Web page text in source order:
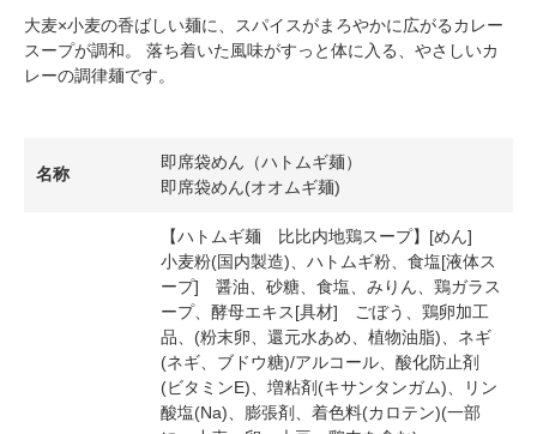
大麦×小麦の香ばしい麺に、スパイスがまろやかに広がるカレー
スープが調和。 落ち着いた風味がすっと体に入る、やさしいカ
レーの調律麺です。
名称
即席袋めん（ハトムギ麺）
即席袋めん(オオムギ麺)
【ハトムギ麺 比比内地鶏スープ】[めん]
小麦粉(国内製造)、ハトムギ粉、食塩[液体ス
ープ] 醤油、砂糖、食塩、みりん、鶏ガラス
ープ、酵母エキス[具材] ごぼう、鶏卵加工
品、(粉末卵、還元水あめ、植物油脂)、ネギ
(ネギ、ブドウ糖)/アルコール、酸化防止剤
(ビタミンE)、増粘剤(キサンタンガム)、リン
酸塩(Na)、膨張剤、着色料(カロテン)(一部